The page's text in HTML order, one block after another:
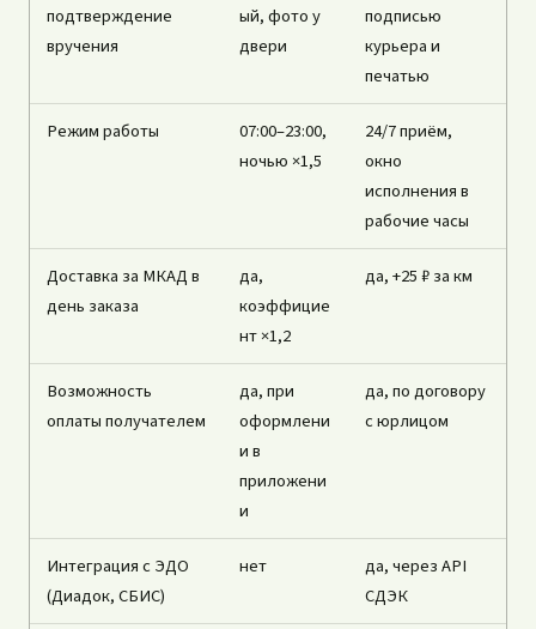
подтверждение
вручения
ый, фото у
двери
подписью
курьера и
печатью
Режим работы
07:00–23:00,
ночью ×1,5
24/7 приём,
окно
исполнения в
рабочие часы
Доставка за МКАД в
день заказа
да,
коэффицие
нт ×1,2
да, +25 ₽ за км
Возможность
оплаты получателем
да, при
оформлени
и в
приложени
и
да, по договору
с юрлицом
Интеграция с ЭДО
(Диадок, СБИС)
нет
да, через API
СДЭК